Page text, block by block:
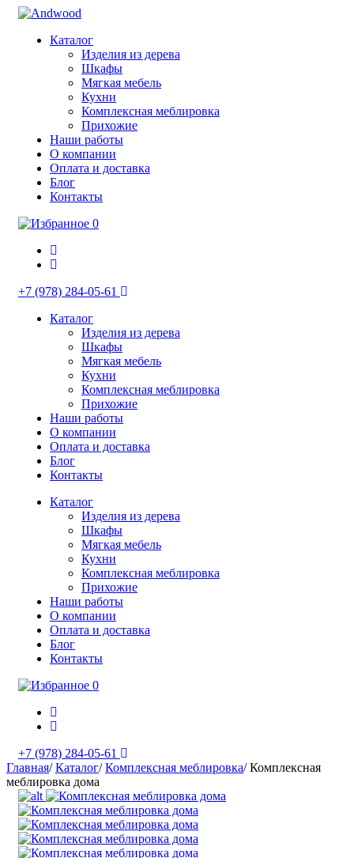
Каталог
Изделия из дерева
Шкафы
Мягкая мебель
Кухни
Комплексная меблировка
Прихожие
Наши работы
О компании
Оплата и доставка
Блог
Контакты
0
+7 (978) 284-05-61
Каталог
Изделия из дерева
Шкафы
Мягкая мебель
Кухни
Комплексная меблировка
Прихожие
Наши работы
О компании
Оплата и доставка
Блог
Контакты
Каталог
Изделия из дерева
Шкафы
Мягкая мебель
Кухни
Комплексная меблировка
Прихожие
Наши работы
О компании
Оплата и доставка
Блог
Контакты
0
+7 (978) 284-05-61
Главная/ Каталог/ Комплексная меблировка/ Комплексная
меблировка дома